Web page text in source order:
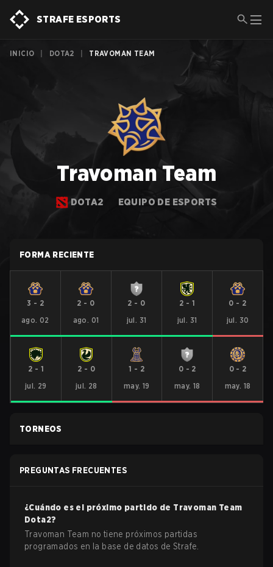
STRAFE ESPORTS
INICIO DOTA2 TRAVOMAN TEAM
Travoman Team
DOTA2 EQUIPO DE ESPORTS
FORMA RECIENTE
3 - 2
ago. 02
2 - 0
ago. 01
2 - 0
jul. 31
2 - 1
jul. 31
0 - 2
jul. 30
2 - 1
jul. 29
2 - 0
jul. 28
1 - 2
may. 19
0 - 2
may. 18
0- 2
may. 18
TORNEOS
PREGUNTAS FRECUENTES
¿Cuándo es el próximo partido de Travoman Team
Dota2?
Travoman Team no tiene próximos partidas
programados en la base de datos de Strafe.